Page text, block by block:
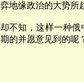
弈地缘政治的大势所
却不知，这样一种
期的并愿意见到的呢